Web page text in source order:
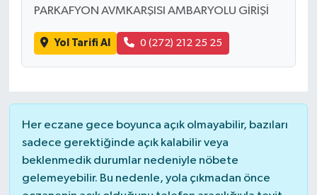
PARKAFYON AVMKARŞISI AMBARYOLU GİRİŞİ
Yol Tarifi Al 0 (272) 212 25 25
Her eczane gece boyunca açık olmayabilir, bazıları
sadece gerektiğinde açık kalabilir veya
beklenmedik durumlar nedeniyle nöbete
gelemeyebilir. Bu nedenle, yola çıkmadan önce